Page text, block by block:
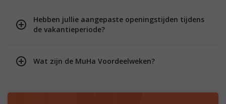
Hebben jullie aangepaste openingstijden tijdens
de vakantieperiode?
Wat zijn de MuHa Voordeelweken?